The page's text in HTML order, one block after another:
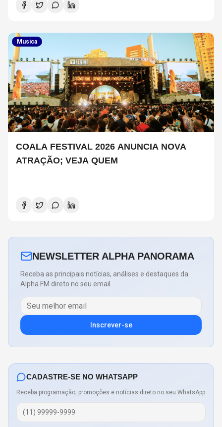
Musica
COALA FESTIVAL 2026 ANUNCIA NOVA
ATRAÇÃO; VEJA QUEM
NEWSLETTER ALPHA PANORAMA
Receba as principais notícias, análises e destaques da
Alpha FM direto no seu email.
Inscrever-se
CADASTRE-SE NO WHATSAPP
Receba programação, promoções e notícias direto no seu WhatsApp